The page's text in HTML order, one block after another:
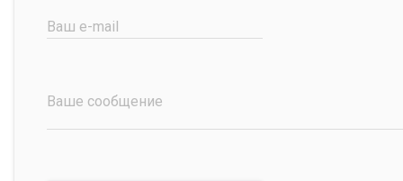
Ваш e-mail
Ваше сообщение